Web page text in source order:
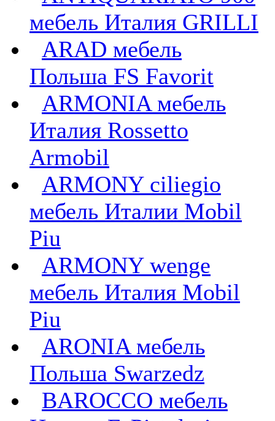
мебель Италия GRILLI
ARAD мебель
Польша FS Favorit
ARMONIA мебель
Италия Rossetto
Armobil
ARMONY ciliegio
мебель Италии Mobil
Piu
ARMONY wenge
мебель Италия Mobil
Piu
ARONIA мебель
Польша Swarzedz
BAROCCO мебель